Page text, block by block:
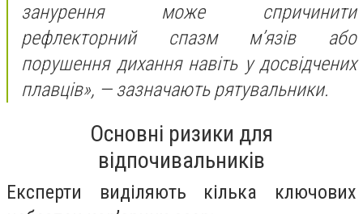
занурення може спричинити
рефлекторний спазм м’язів або
порушення дихання навіть у досвідчених
плавців», — зазначають рятувальники.
Основні ризики для
відпочивальників
Експерти виділяють кілька ключових